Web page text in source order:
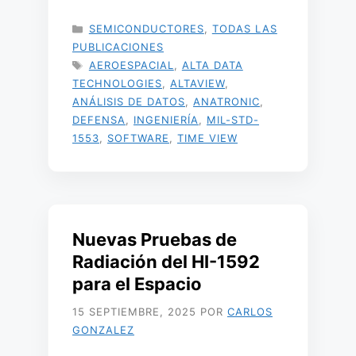
CATEGORÍAS
SEMICONDUCTORES
TODAS LAS
PUBLICACIONES
ETIQUETAS
AEROESPACIAL
ALTA DATA
TECHNOLOGIES
ALTAVIEW
ANÁLISIS DE DATOS
ANATRONIC
DEFENSA
INGENIERÍA
MIL-STD-
1553
SOFTWARE TIME VIEW
Nuevas Pruebas de
Radiación del HI-1592
para el Espacio
15 SEPTIEMBRE, 2025 POR CARLOS
GONZALEZ